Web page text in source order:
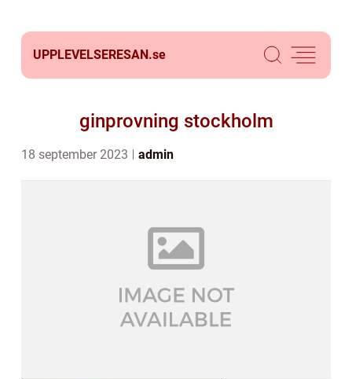
UPPLEVELSERESAN.se
ginprovning stockholm
18 september 2023 admin